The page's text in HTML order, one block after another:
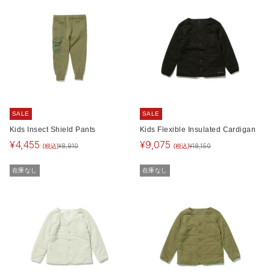
SALE
Kids Insect Shield Pants
¥4,455 (税込)¥8,910
SALE
Kids Flexible Insulated Cardigan
¥9,075 (税込)¥18,150
在庫なし 在庫なし